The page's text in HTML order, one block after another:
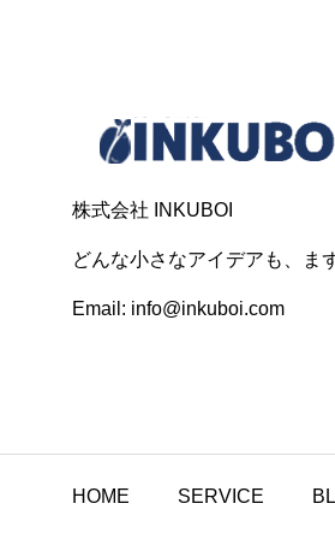
株式会社 INKUBOI
どんな小さなアイデアも、ま
Email: info@inkuboi.com
HOME SERVICE